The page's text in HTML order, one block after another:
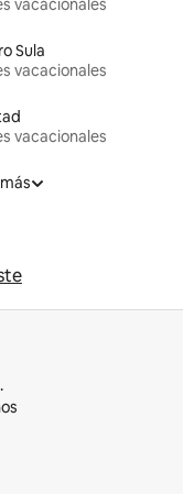
vacacionales
Sula
vacacionales
vacacionales